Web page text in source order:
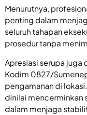
Menurutnya,
penting dalam
seluruh tahapan
prosedur tanpa
Apresiasi serupa juga
Kodim 0827/
pengamanan di
dinilai mencerminkan
dalam menjaga